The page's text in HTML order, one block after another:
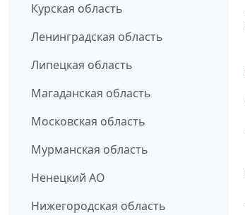
Курская область
Ленинградская область
Липецкая область
Магаданская область
Московская область
Мурманская область
Ненецкий АО
Нижегородская область